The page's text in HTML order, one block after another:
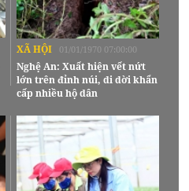
XÃ HỘI 01/01/1970 07:00:00
Nghệ An: Xuất hiện vết nứt
lớn trên đỉnh núi, di dời khẩn
cấp nhiều hộ dân